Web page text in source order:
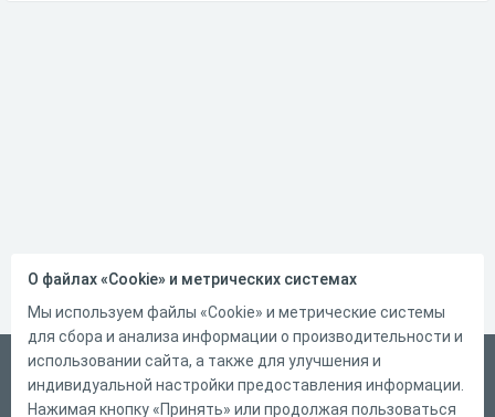
Русский
Справка
О файлах «Cookie» и метрических системах
Мы используем файлы «Cookie» и метрические системы
для сбора и анализа информации о производительности и
использовании сайта, а также для улучшения и
индивидуальной настройки предоставления информации.
Нажимая кнопку «Принять» или продолжая пользоваться